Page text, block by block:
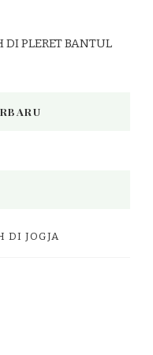
DI PLERET BANTUL
DI JOGJA